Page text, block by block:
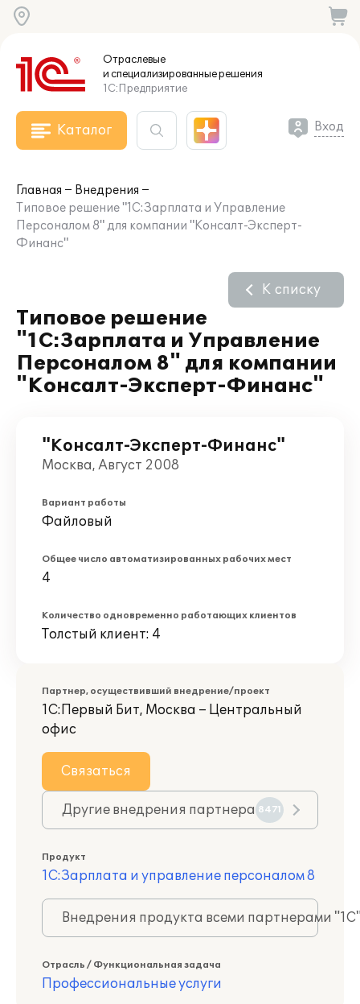
Отраслевые
и специализированныерешения
1С:Предприятие
Каталог Вход
Главная
Внедрения
Типовое решение "1С:Зарплата и Управление
Персоналом 8" для компании "Консалт-Эксперт-
Финанс"
Типовое решение
"1С:Зарплата и Управление
Персоналом 8" для компании
"Консалт-Эксперт-Финанс"
К списку
"Консалт-Эксперт-Финанс"
Москва, Август 2008
Вариант работы
Файловый
Общее число автоматизированных рабочих мест
4
Количество одновременно работающих клиентов
Толстый клиент: 4
Партнер, осуществивший внедрение/проект
1С:Первый Бит, Москва – Центральный
офис
Связаться
Другие внедрения партнера 8471
Продукт
1С:Зарплата и управление персоналом 8
Внедрения продукта всеми партнерами
Отрасль / Функциональная задача
Профессиональные услуги